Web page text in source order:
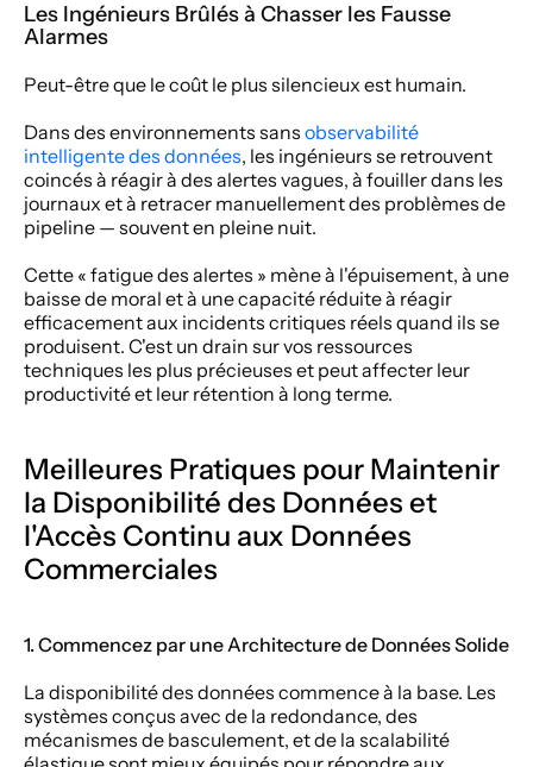
Les Ingénieurs Brûlés à Chasser les Fausse
Alarmes
Peut-être que le coût le plus silencieux est humain.
Dans des environnements sans observabilité
intelligente des données, les ingénieurs se retrouvent
coincés à réagir à des alertes vagues, à fouiller dans les
journaux et à retracer manuellement des problèmes de
pipeline — souvent en pleine nuit.
Cette « fatigue des alertes » mène à l'épuisement, à une
baisse de moral et à une capacité réduite à réagir
efficacement aux incidents critiques réels quand ils se
produisent. C'est un drain sur vos ressources
techniques les plus précieuses et peut affecter leur
productivité et leur rétention à long terme.
Meilleures Pratiques pour Maintenir
la Disponibilité des Données et
l'Accès Continu aux Données
Commerciales
1. Commencez par une Architecture de Données Solide
La disponibilité des données commence à la base. Les
systèmes conçus avec de la redondance, des
mécanismes de basculement, et de la scalabilité